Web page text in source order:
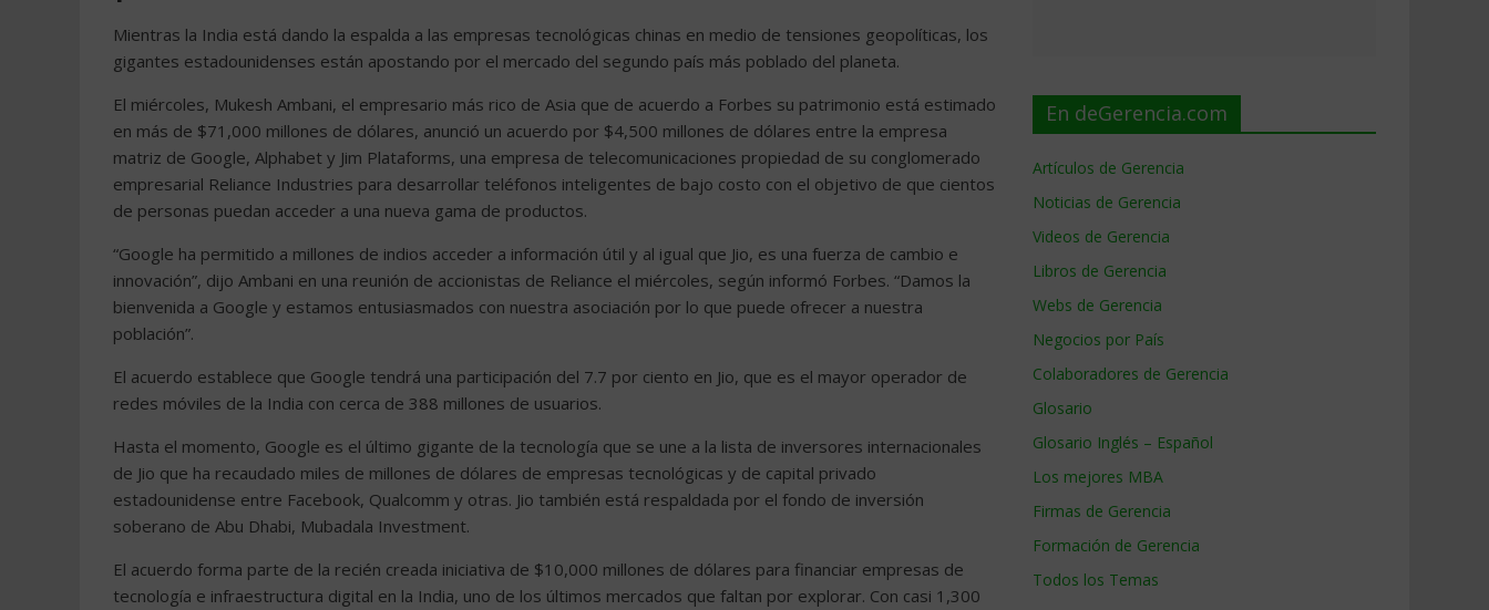
Mientras la India está dando la espalda a las empresas tecnológicas chinas en medio de tensiones geopolíticas, los
gigantes estadounidenses están apostando por el mercado del segundo país más poblado del planeta.
El miércoles, Mukesh Ambani, el empresario más rico de Asia que de acuerdo a Forbes su patrimonio está estimado
en más de $71,000 millones de dólares, anunció un acuerdo por $4,500 millones de dólares entre la empresa
matriz de Google, Alphabet y Jim Plataforms, una empresa de telecomunicaciones propiedad de su conglomerado
empresarial Reliance Industries para desarrollar teléfonos inteligentes de bajo costo con el objetivo de que cientos
de personas puedan acceder a una nueva gama de productos.
“Google ha permitido a millones de indios acceder a información útil y al igual que Jio, es una fuerza de cambio e
innovación”, dijo Ambani en una reunión de accionistas de Reliance el miércoles, según informó Forbes. “Damos la
bienvenida a Google y estamos entusiasmados con nuestra asociación por lo que puede ofrecer a nuestra
población”.
El acuerdo establece que Google tendrá una participación del 7.7 por ciento en Jio, que es el mayor operador de
redes móviles de la India con cerca de 388 millones de usuarios.
Hasta el momento, Google es el último gigante de la tecnología que se une a la lista de inversores internacionales
de Jio que ha recaudado miles de millones de dólares de empresas tecnológicas y de capital privado
estadounidense entre Facebook, Qualcomm y otras. Jio también está respaldada por el fondo de inversión
soberano de Abu Dhabi, Mubadala Investment.
El acuerdo forma parte de la recién creada iniciativa de $10,000 millones de dólares para financiar empresas de
tecnología e infraestructura digital en la India, uno de los últimos mercados que faltan por explorar. Con casi 1,300
En deGerencia.com
Artículos de Gerencia
Noticias de Gerencia
Videos de Gerencia
Libros de Gerencia
Webs de Gerencia
Negocios por País
Colaboradores de Gerencia
Glosario
Glosario Inglés – Español
Los mejores MBA
Firmas de Gerencia
Formación de Gerencia
Todos los Temas